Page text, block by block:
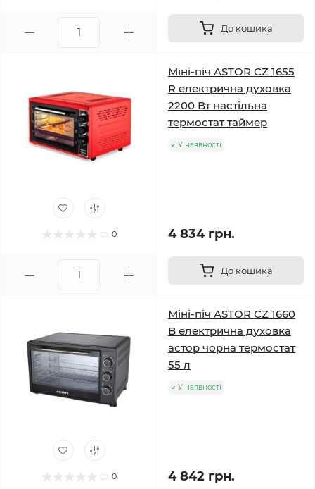
До кошика
0
Міні-піч ASTOR CZ 1655
R електрична духовка
2200 Вт настільна
термостат таймер
У наявності
4 834 грн.
До кошика
0
Міні-піч ASTOR CZ 1660
B електрична духовка
астор чорна термостат
55 л
У наявності
4 842 грн.